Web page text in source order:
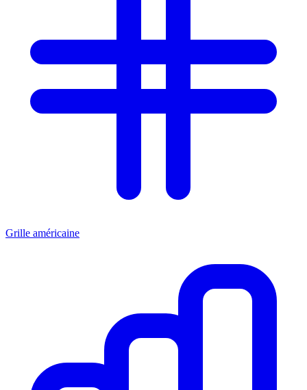
Grille américaine